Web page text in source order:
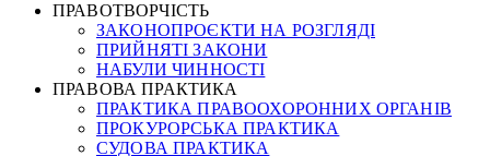
ПРАВОТВОРЧІСТЬ
ЗАКОНОПРОЄКТИ НА РОЗГЛЯДІ
ПРИЙНЯТІ ЗАКОНИ
НАБУЛИ ЧИННОСТІ
ПРАВОВА ПРАКТИКА
ПРАКТИКА ПРАВООХОРОННИХ ОРГАНІВ
ПРОКУРОРСЬКА ПРАКТИКА
СУДОВА ПРАКТИКА